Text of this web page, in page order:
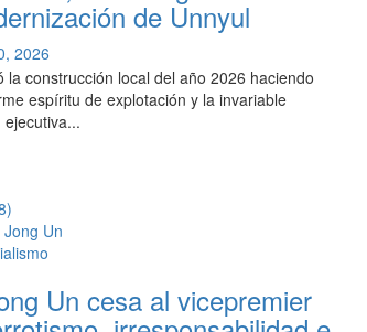
de Unnyul
2026
la construcción local del año 2026 haciendo
espíritu de explotación y la invariable
Jong Un
Un cesa al vicepremier